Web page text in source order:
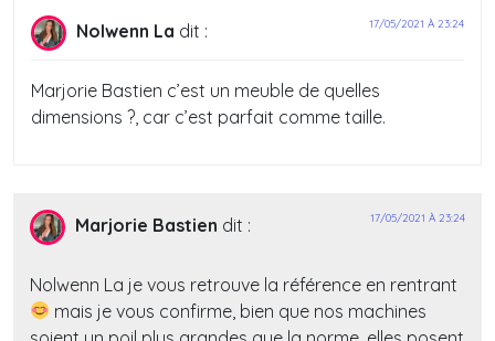
Nolwenn La dit : 17/05/2021 À 23:24
Marjorie Bastien c’est un meuble de quelles
dimensions ?, car c’est parfait comme taille.
Marjorie Bastien dit : 17/05/2021 À 23:24
Nolwenn La je vous retrouve la référence en rentrant
mais je vous confirme, bien que nos machines